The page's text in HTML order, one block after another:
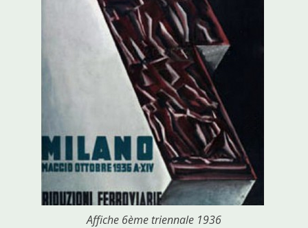
Affiche 6ème triennale 1936